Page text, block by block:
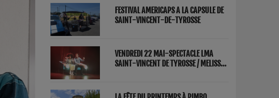
FESTIVAL AMERICAPS A LA CAPSULE DE
SAINT-VINCENT-DE-TYROSSE
VENDREDI 22 MAI-SPECTACLE LMA
SAINT-VINCENT DE TYROSSE / MELISSA